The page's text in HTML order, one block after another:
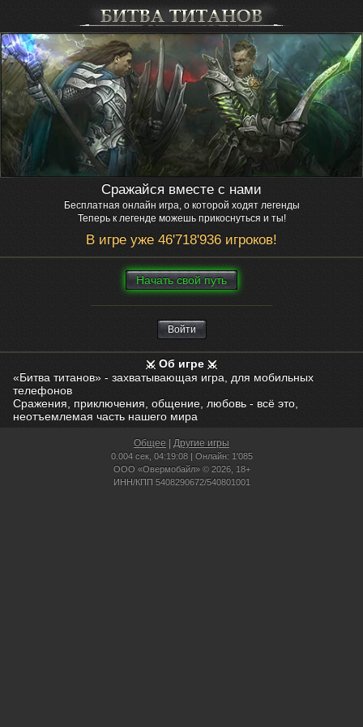
Сражайся вместе с нами
Бесплатная онлайн игра, о которой ходят легенды
Теперь к легенде можешь прикоснуться и ты!
В игре уже 46'718'936 игроков!
Нaчaть свой путь
Войти
Об игре
«Битва титанов» - захватывающая игра, для мобильных
телефонов
Сражения, приключения, общение, любовь - всё это,
неотъемлемая часть нашего мира
Общее Другие игры
0.004 сек, 04:19:08 | Онлайн: 1'085
ООО «Овермобайл» © 2026, 18+
ИНН/КПП 5408290672/540801001